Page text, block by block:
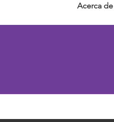
Acerca de